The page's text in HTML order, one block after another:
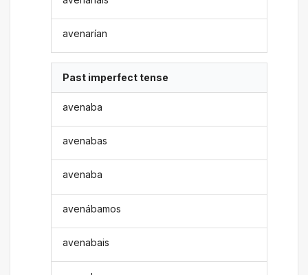
avenarían
Past imperfect tense
avenaba
avenabas
avenaba
avenábamos
avenabais